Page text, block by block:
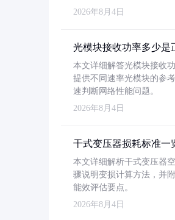
2026年8月4日
光模块接收功率多少是
本文详细解答光模块接收
提供不同速率光模块的参
速判断网络性能问题。
2026年8月4日
干式变压器损耗标准一
本文详细解析干式变压器
骤说明变损计算方法，并
能效评估要点。
2026年8月4日